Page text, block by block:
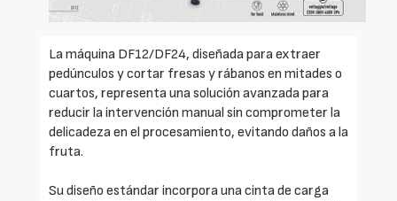
La máquina DF12/DF24, diseñada para extraer
pedúnculos y cortar fresas y rábanos en mitades o
cuartos, representa una solución avanzada para
reducir la intervención manual sin comprometer la
delicadeza en el procesamiento, evitando daños a la
fruta.
Su diseño estándar incorpora una cinta de carga